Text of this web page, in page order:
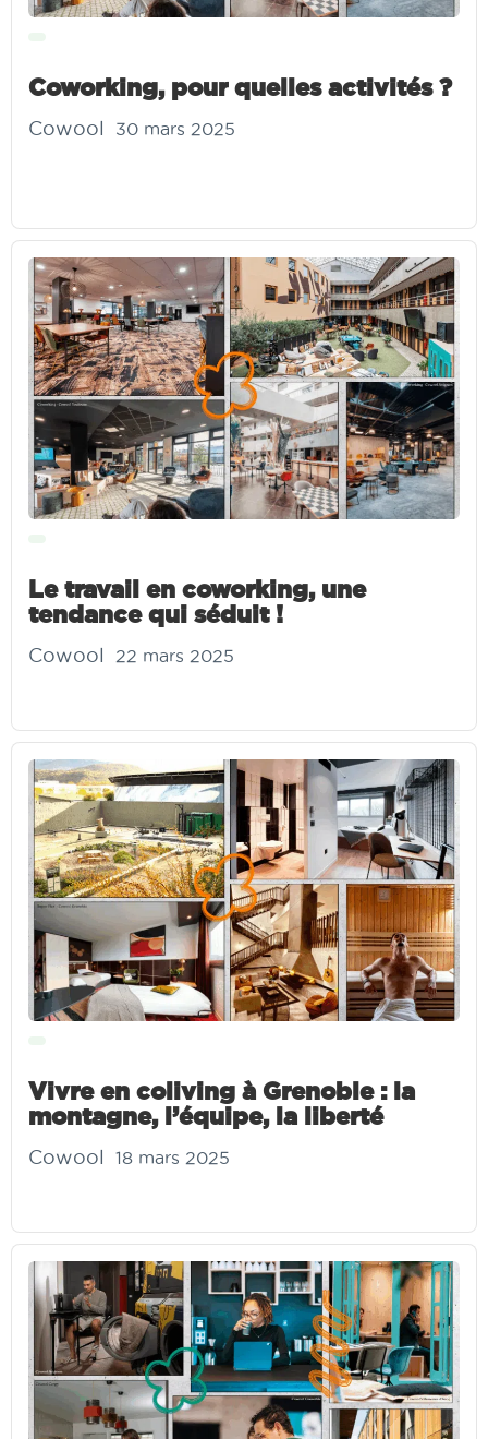
Coworking, pour quelles activités ?
Cowool 30 mars 2025
Le travail en coworking, une
tendance qui séduit !
Cowool 22 mars 2025
Vivre en coliving à Grenoble : la
montagne, l’équipe, la liberté
Cowool 18 mars 2025